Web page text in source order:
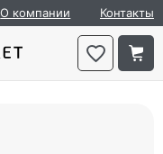
О компании Контакты